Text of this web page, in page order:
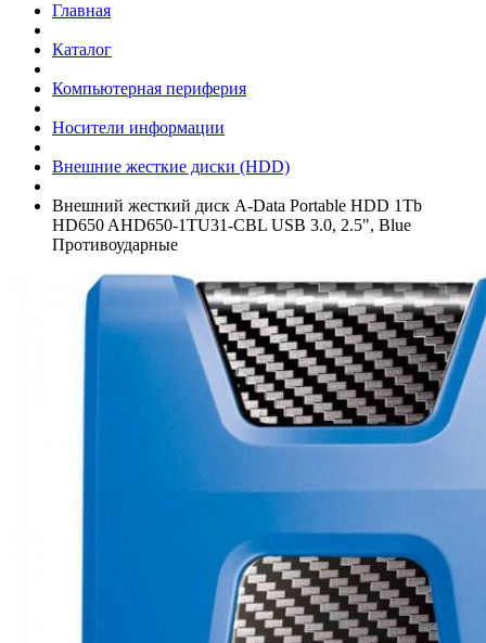
Главная
Каталог
Компьютерная периферия
Носители информации
Внешние жесткие диски (HDD)
Внешний жесткий диск A-Data Portable HDD 1Tb
HD650 AHD650-1TU31-CBL USB 3.0, 2.5", Blue
Противоударные